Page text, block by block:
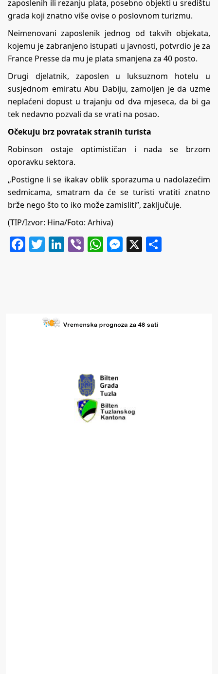
zaposlenih ili rezanju plata, posebno objekti u središtu
grada koji znatno više ovise o poslovnom turizmu.
Neimenovani zaposlenik jednog od takvih objekata,
kojemu je zabranjeno istupati u javnosti, potvrdio je za
France Presse da mu je plata smanjena za 40 posto.
Drugi djelatnik, zaposlen u luksuznom hotelu u
susjednom emiratu Abu Dabiju, zamoljen je da uzme
neplaćeni dopust u trajanju od dva mjeseca, da bi ga
tek nedavno pozvali da se vrati na posao.
Očekuju brz povratak stranih turista
Robinson ostaje optimističan i nada se brzom
oporavku sektora.
„Postigne li se ikakav oblik sporazuma u nadolazećim
sedmicama, smatram da će se turisti vratiti znatno
brže nego što to iko može zamisliti”, zaključuje.
(TIP/Izvor: Hina/Foto: Arhiva)
Facebook
Twitter
LinkedIn
ViberWhatsApp
Messenger
X